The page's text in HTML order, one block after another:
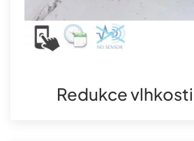
Redukce